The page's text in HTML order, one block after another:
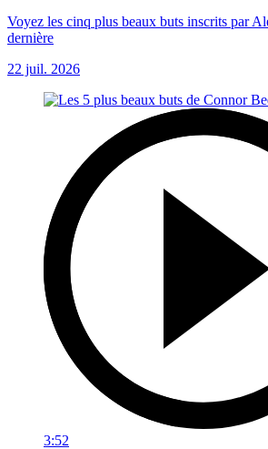
Voyez les cinq plus beaux buts inscrits par
dernière
22 juil. 2026
3:52